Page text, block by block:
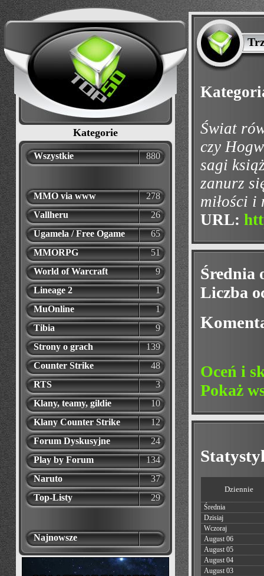
Kategorie
Wszystkie 880
MMO via www
278
Vallheru
26
Ugamela / Free Ogame
65
MMORPG
51
World of Warcraft
9
Lineage 2
1
MuOnline
1
Tibia
9
Strony o grach
139
Counter Strike
48
RTS
3
Klany, teamy, gildie
10
Klany Counter Strike
12
Forum Dyskusyjne
24
Play by Forum
134
Naruto
37
Top-Listy
29
Najnowsze
Świat
czy
sagi
zanurz
miłości i
URL:
Średnia
Liczba
Oceń i
Pokaż
Dziennie
Średnia
Dzisiaj
Wczoraj
August 06
August 05
August 04
August 03